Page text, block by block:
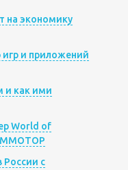
на экономику
игр и приложений
и как ими
World of
России с